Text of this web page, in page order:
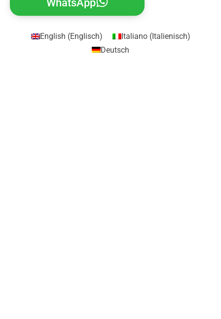
WhatsApp
English (Englisch) Italiano(Italienisch)
Deutsch